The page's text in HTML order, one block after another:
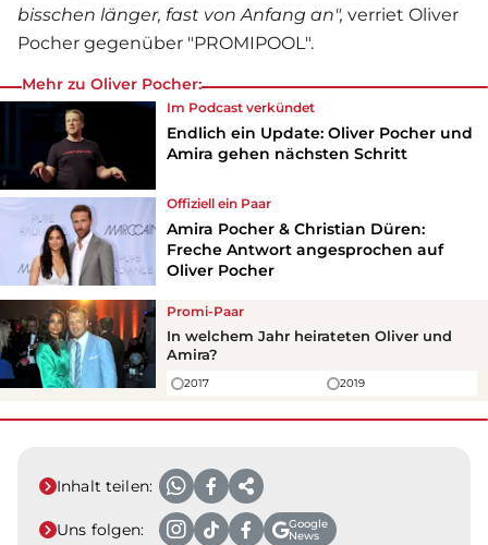
bisschen länger, fast von Anfang an", verriet Oliver
Pocher gegenüber "PROMIPOOL".
Mehr zu Oliver Pocher:
Im Podcast verkündet
Endlich ein Update: Oliver Pocher und
Amira gehen nächsten Schritt
Offiziell ein Paar
Amira Pocher & Christian Düren:
Freche Antwort angesprochen auf
Oliver Pocher
Promi-Paar
In welchem Jahr heirateten Oliver und
Amira?
2017 2019
Inhalt teilen:
Uns folgen:
Google
News